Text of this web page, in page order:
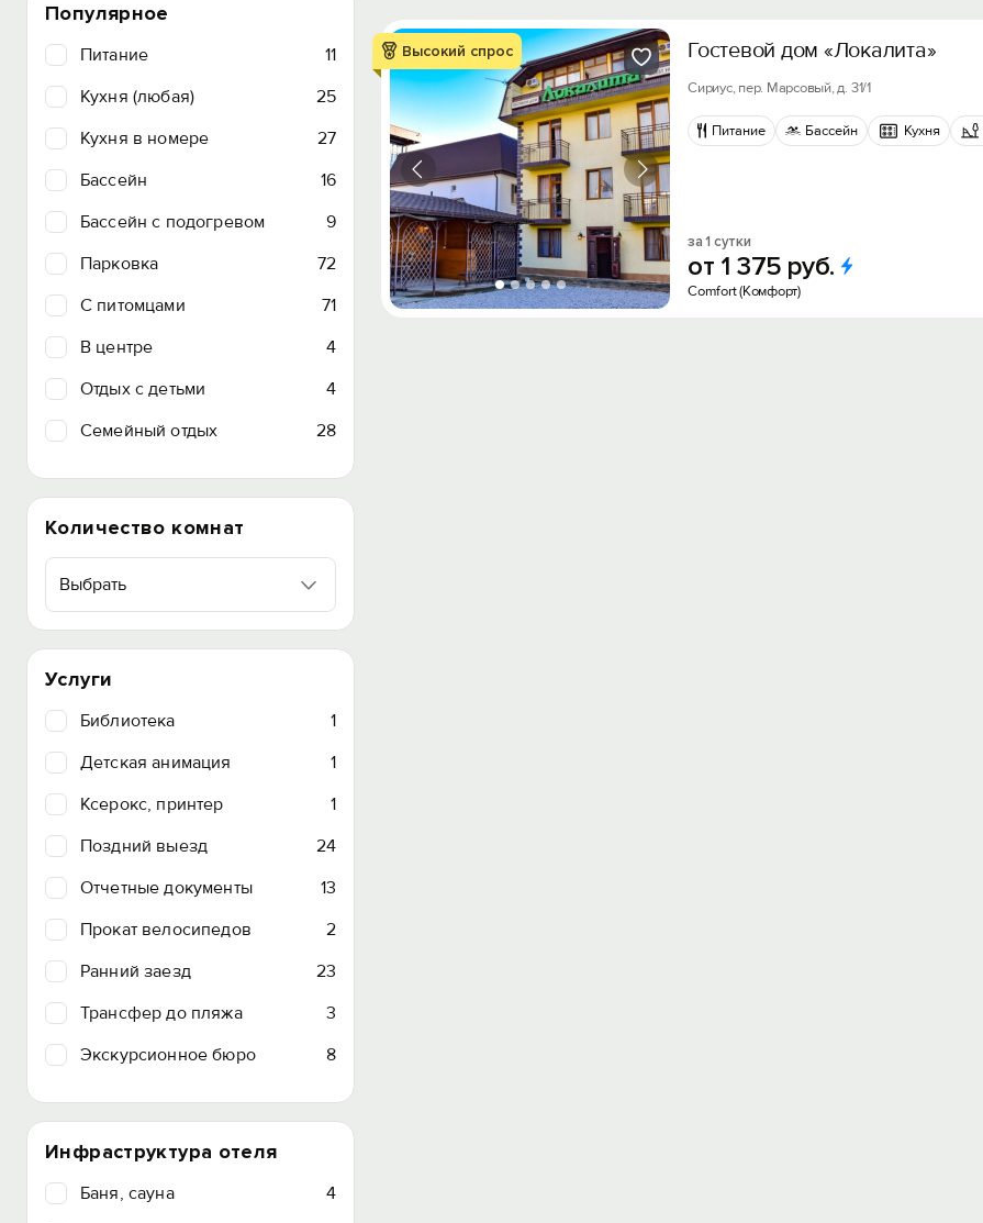
Популярное
Питание
11
Кухня (любая)
25
Кухня в номере
27
Бассейн
16
Бассейн с подогревом
9
Парковка
72
C питомцами
71
В центре
4
Отдых с детьми
4
Семейный отдых
28
Количество комнат
Выбрать
Услуги
Библиотека
1
Детская анимация
1
Ксерокс, принтер
1
Поздний выезд
24
Отчетные документы
13
Прокат велосипедов
2
Ранний заезд
23
Трансфер до пляжа
3
Экскурсионное бюро
8
Инфраструктура отеля
Баня, сауна
4
Высокий спрос Гостевой дом «Локалита»
Сириус, пер. Марсовый, д. 31/1
Питание Бассейн Кухня
за 1 сутки
от 1 375 руб.
Comfort (Комфорт)